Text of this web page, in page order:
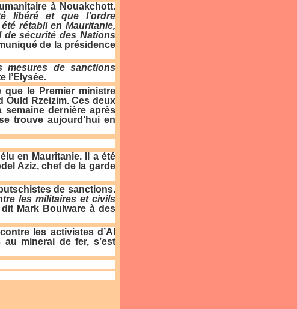
à Nouakchott.
libéré et que l’ordre
rétabli en Mauritanie,
de sécurité des Nations
de la présidence
de sanctions
l’Elysée.
le Premier ministre
Ould Rzeizim. Ces deux
semaine dernière après
trouve aujourd’hui en
en Mauritanie. Il a été
Aziz, chef de la garde
de sanctions.
les militaires et civils
Mark Boulware à des
les activistes d’Al
minerai de fer, s’est